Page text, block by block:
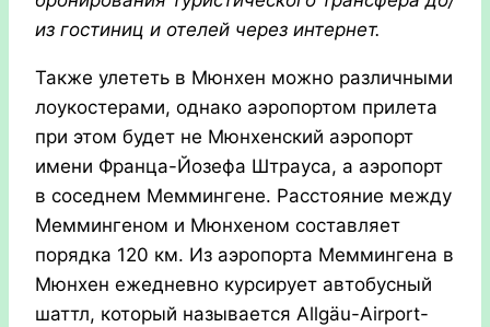
из гостиниц и отелей через интернет.
Также улететь в Мюнхен можно различными
лоукостерами, однако аэропортом прилета
при этом будет не Мюнхенский аэропорт
имени Франца-Йозефа Штрауса, а аэропорт
в соседнем Меммингене. Расстояние между
Меммингеном и Мюнхеном составляет
порядка 120 км. Из аэропорта Меммингена в
Мюнхен ежедневно курсирует автобусный
шаттл, который называется Allgäu-Airport-